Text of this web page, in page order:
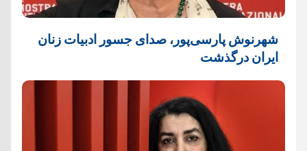
شهرنوش پارسی‌پور، صدای جسور ادبیات زنان
ایران درگذشت